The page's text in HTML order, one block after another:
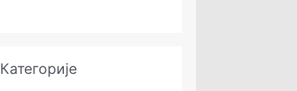
Категорије